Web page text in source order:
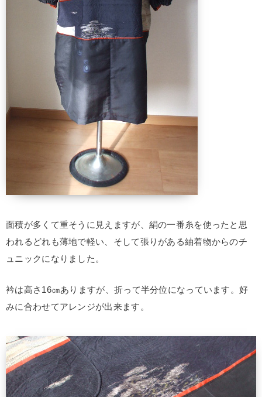
面積が多くて重そうに見えますが、絹の一番糸を使ったと思
われるどれも薄地で軽い、そして張りがある紬着物からのチ
ュニックになりました。
衿は高さ16㎝ありますが、折って半分位になっています。好
みに合わせてアレンジが出来ます。